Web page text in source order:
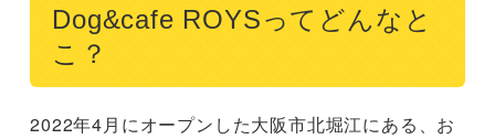
Dog&cafe ROYSってどんなと
こ？
2022年4月にオープンした大阪市北堀江にある、お